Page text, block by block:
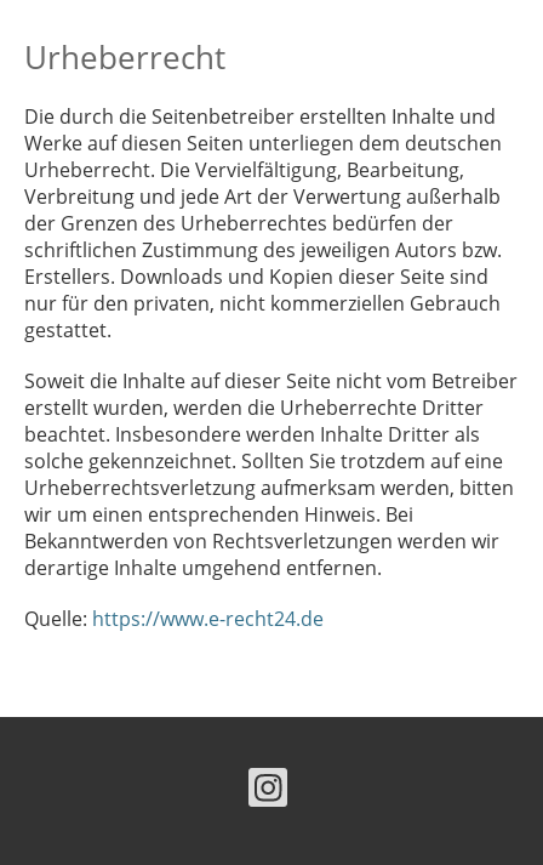
Urheberrecht
Die durch die Seitenbetreiber erstellten Inhalte und
Werke auf diesen Seiten unterliegen dem deutschen
Urheberrecht. Die Vervielfältigung, Bearbeitung,
Verbreitung und jede Art der Verwertung außerhalb
der Grenzen des Urheberrechtes bedürfen der
schriftlichen Zustimmung des jeweiligen Autors bzw.
Erstellers. Downloads und Kopien dieser Seite sind
nur für den privaten, nicht kommerziellen Gebrauch
gestattet.
Soweit die Inhalte auf dieser Seite nicht vom Betreiber
erstellt wurden, werden die Urheberrechte Dritter
beachtet. Insbesondere werden Inhalte Dritter als
solche gekennzeichnet. Sollten Sie trotzdem auf eine
Urheberrechtsverletzung aufmerksam werden, bitten
wir um einen entsprechenden Hinweis. Bei
Bekanntwerden von Rechtsverletzungen werden wir
derartige Inhalte umgehend entfernen.
Quelle: https://www.e-recht24.de